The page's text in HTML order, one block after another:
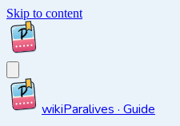
Skip to content
wikiParalives · Guide